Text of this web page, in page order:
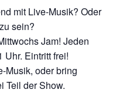
mit Live-Musik? Oder
sein?
Jam! Jeden
Uhr. Eintritt frei!
Musik, oder bring
Teil der Show.